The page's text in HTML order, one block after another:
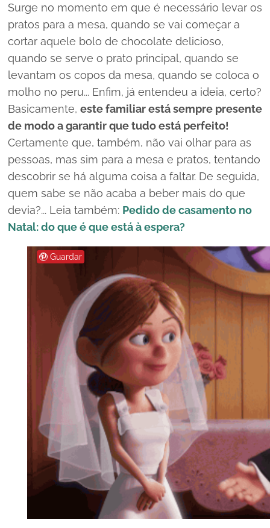
Surge no momento em que é necessário levar os
pratos para a mesa, quando se vai começar a
cortar aquele bolo de chocolate delicioso,
quando se serve o prato principal, quando se
levantam os copos da mesa, quando se coloca o
molho no peru... Enfim, já entendeu a ideia, certo?
Basicamente, este familiar está sempre presente
de modo a garantir que tudo está perfeito!
Certamente que, também, não vai olhar para as
pessoas, mas sim para a mesa e pratos, tentando
descobrir se há alguma coisa a faltar. De seguida,
quem sabe se não acaba a beber mais do que
devia?... Leia também: Pedido de casamento no
Natal: do que é que está à espera?
Guardar